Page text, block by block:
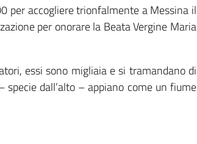
per accogliere trionfalmente a Messina il
per onorare la Beata Vergine Maria
essi sono migliaia e si tramandano di
dall’alto – appiano come un fiume